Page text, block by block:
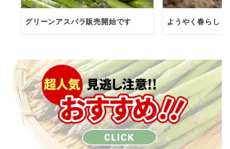
グリーンアスパラ販売開始です ようやく春らし